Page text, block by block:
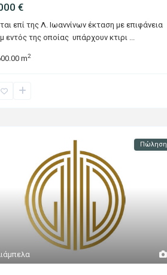
€
επί της Λ. Ιωαννίνων έκταση με επιφάνεια
εντός της οποίας υπάρχουν κτιρι
m2
Πώληση